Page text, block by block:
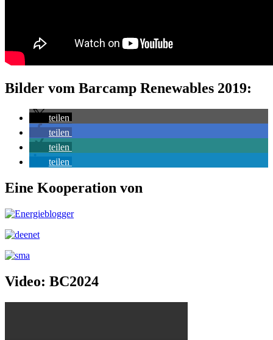
Bilder vom Barcamp Renewables 2019:
teilen
teilen
teilen
teilen
Eine Kooperation von
Video: BC2024